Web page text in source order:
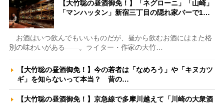
【大竹聡の昼酒御免！】「ネグローニ」「山崎」
「マンハッタン」新宿三丁目の隠れ家バーで1…
お酒はいつ飲んでもいいものだが、昼から飲むお酒にはまた格
別の味わいがある――。ライター・作家の大竹…
【大竹聡の昼酒御免！】今の若者は「なめろう」や「キヌカツ
ギ」を知らないって本当？ 昔の…
【大竹聡の昼酒御免！】京急線で多摩川越えて「川崎の大衆酒